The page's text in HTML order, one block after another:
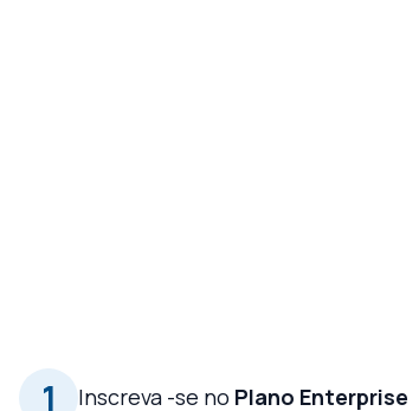
1 Inscreva -se no Plano Enterprise